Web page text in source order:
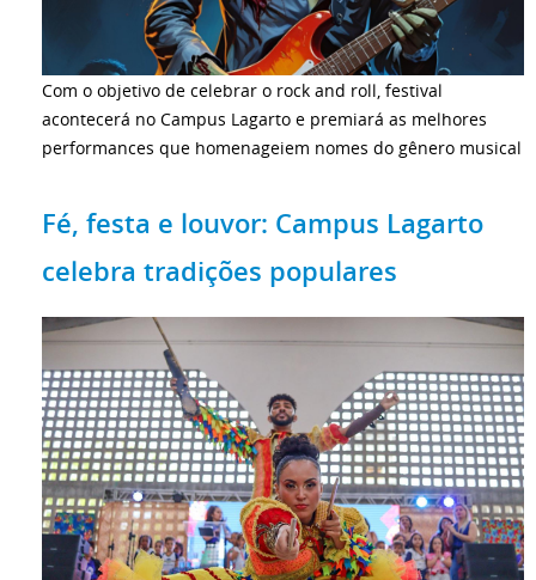
Com o objetivo de celebrar o rock and roll, festival
acontecerá no Campus Lagarto e premiará as melhores
performances que homenageiem nomes do gênero musical
Fé, festa e louvor: Campus Lagarto
celebra tradições populares